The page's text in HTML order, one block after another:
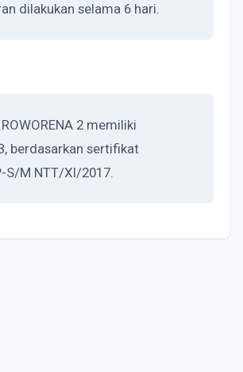
dilakukan selama 6 hari.
ROWORENA 2 memiliki
berdasarkan sertifikat
S/M NTT/XI/2017.